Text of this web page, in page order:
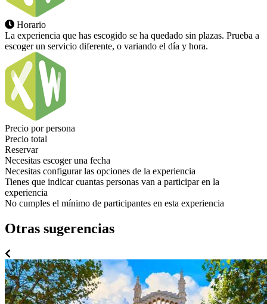
Horario
La experiencia que has escogido se ha quedado sin plazas. Prueba a
escoger un servicio diferente, o variando el día y hora.
Precio por persona
Precio total
Reservar
Necesitas escoger una fecha
Necesitas configurar las opciones de la experiencia
Tienes que indicar cuantas personas van a participar en la
experiencia
No cumples el mínimo de participantes en esta experiencia
Otras sugerencias